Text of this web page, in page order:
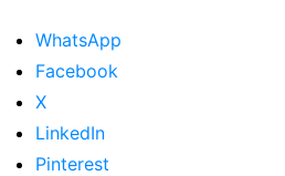
WhatsApp
Facebook
X
LinkedIn
Pinterest